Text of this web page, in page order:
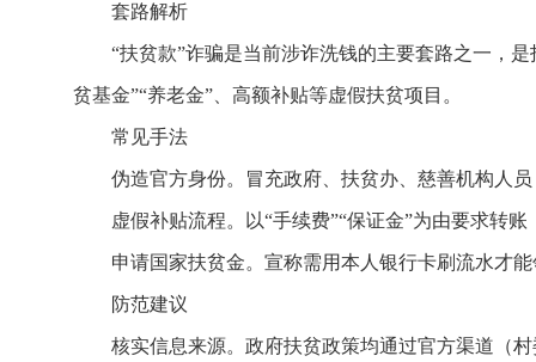
套路解析
“扶贫款”诈骗是当前涉诈洗钱的主要套路之一，
贫基金”“养老金”、高额补贴等虚假扶贫项目。
常见手法
伪造官方身份。冒充政府、扶贫办、慈善机构人
虚假补贴流程。以“手续费”“保证金”为由要求转
申请国家扶贫金。宣称需用本人银行卡刷流水才
防范建议
核实信息来源。政府扶贫政策均通过官方渠道（